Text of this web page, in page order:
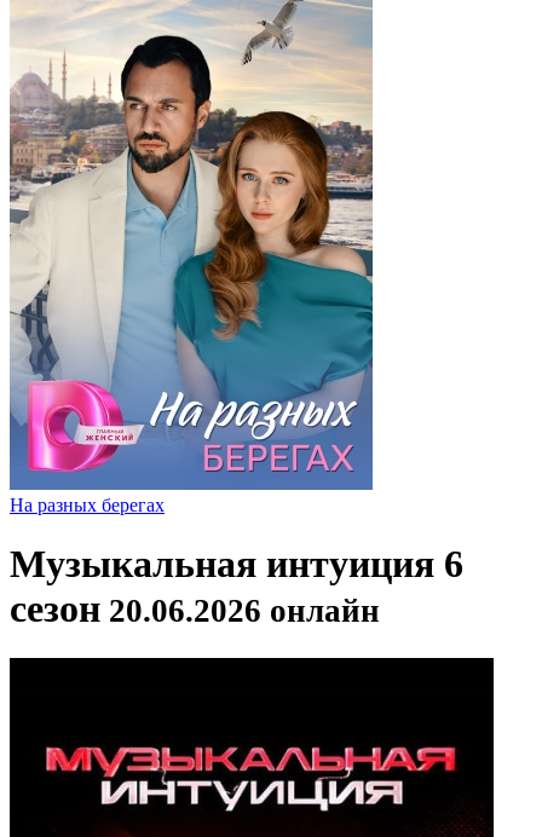
На разных берегах
Музыкальная интуиция 6
сезон 20.06.2026 онлайн